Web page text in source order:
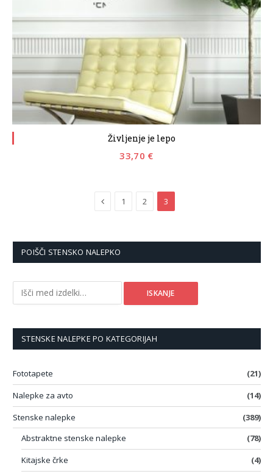
Življenje je lepo
33,70 €
Previous
1 2 3
POIŠČI STENSKO NALEPKO
ISKANJE
STENSKE NALEPKE PO KATEGORIJAH
Fototapete
(21)
Nalepke za avto
(14)
Stenske nalepke
(389)
Abstraktne stenske nalepke
(78)
Kitajske črke
(4)